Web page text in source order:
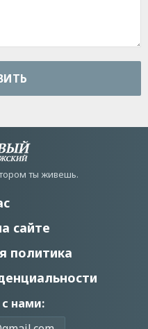
ты живешь.
сайте
политика
с нами: